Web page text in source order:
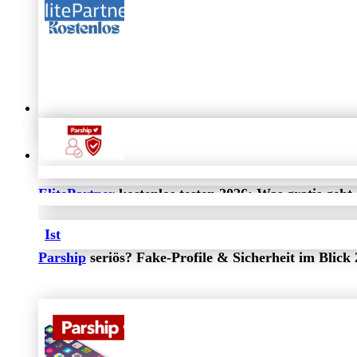
ParshipoderElitePartner
ElitePartnerkostenlos testen 2026: Was gratis geht
Ist
Parship seriös? Fake-Profile & Sicherheit im Blick